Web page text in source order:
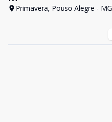
Primavera, Pouso Alegre - MG